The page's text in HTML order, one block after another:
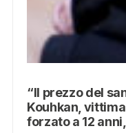
“Il prezzo del
Kouhkan,
forzato a 12